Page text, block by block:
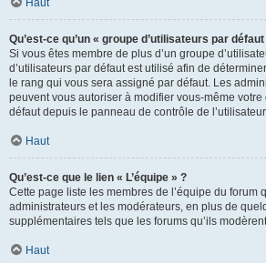
Haut
Qu’est-ce qu’un « groupe d’utilisateurs par défaut
Si vous êtes membre de plus d’un groupe
d’utilisateurs par défaut est utilisé afin de
le rang qui vous sera assigné par défaut. Les
peuvent vous autoriser à modifier vous-même votre
défaut depuis le panneau de contrôle de
Haut
Qu’est-ce que le lien « L’équipe » ?
Cette page liste les membres de l’équipe du forum
administrateurs et les modérateurs, en plus de
supplémentaires tels que les forums qu’ils
Haut